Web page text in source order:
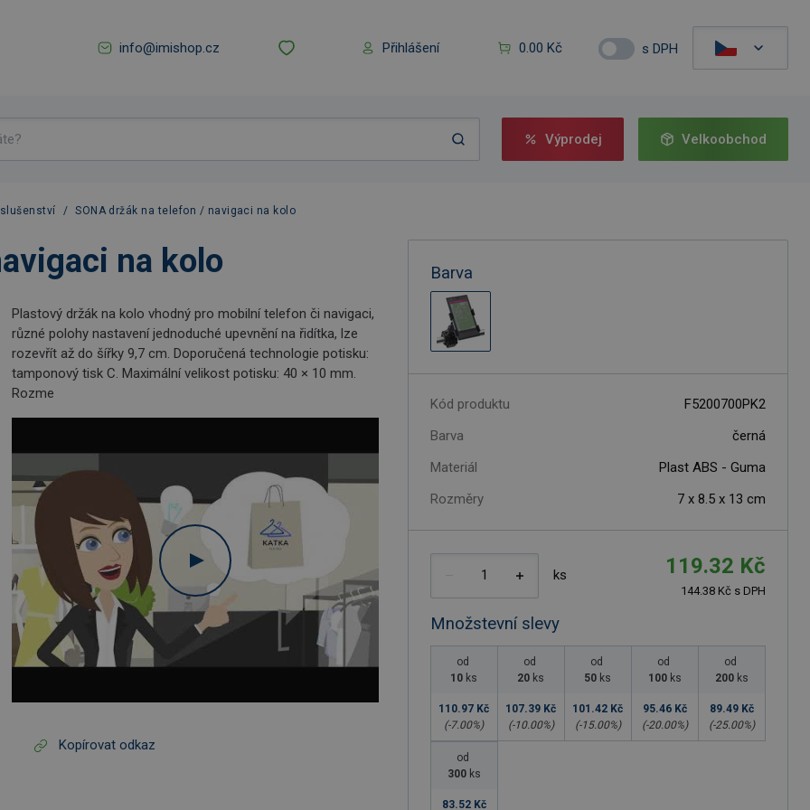
info@imishop.cz Přihlášení 0.00 Kč s DPH
Výprodej Velkoobchod
/ SONA držák na telefon / navigaci na kolo
na kolo
Plastový držák na kolo vhodný pro mobilní telefon či navigaci,
různé polohy nastavení jednoduché upevnění na řidítka, lze
rozevřít až do šířky 9,7 cm. Doporučená technologie potisku:
tamponový tisk C. Maximální velikost potisku: 40 × 10 mm.
Rozme
Kopírovat odkaz
Barva
Kód produktu
F5200700PK2
Barva
černá
Materiál
Plast ABS - Guma
Rozměry
7 x 8.5 x 13 cm
ks 119.32 Kč
144.38 Kč s DPH
Množstevní slevy
od
10 ks
110.97 Kč
(-7.00%)
od
20 ks
107.39 Kč
(-10.00%)
od
50 ks
101.42 Kč
(-15.00%)
od
100 ks
95.46 Kč
(-20.00%)
od
200 ks
89.49 Kč
(-25.00%)
od
300 ks
83.52 Kč